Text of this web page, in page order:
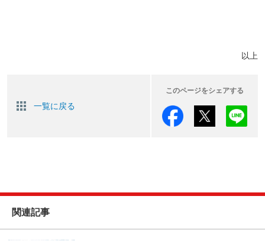
以上
一覧に戻る
このページをシェアする
関連記事